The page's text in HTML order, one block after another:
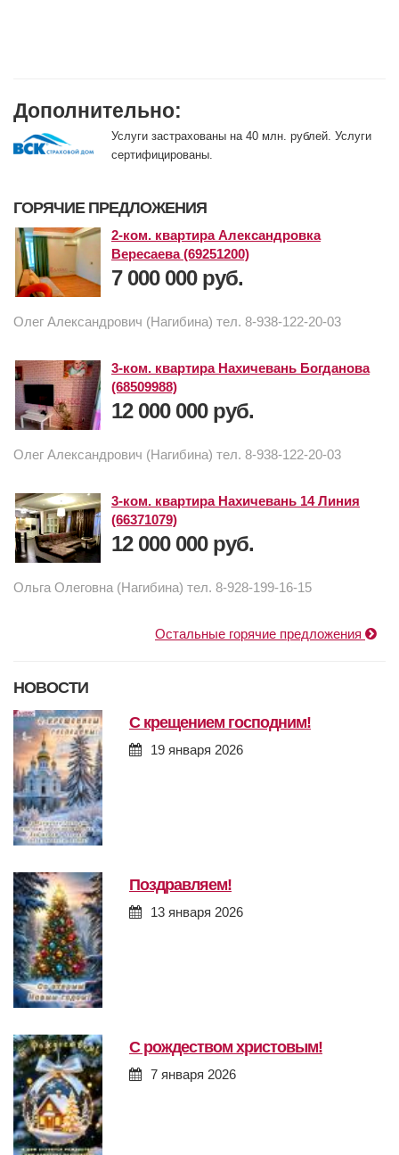
Дополнительно:
Услуги застрахованы на 40 млн. рублей. Услуги
сертифицированы.
ГОРЯЧИЕ ПРЕДЛОЖЕНИЯ
2-ком. квартира Александровка
Вересаева (69251200)
7 000 000 руб.
Олег Александрович (Нагибина) тел. 8-938-122-20-03
3-ком. квартира Нахичевань Богданова
(68509988)
12 000 000 руб.
Олег Александрович (Нагибина) тел. 8-938-122-20-03
3-ком. квартира Нахичевань 14 Линия
(66371079)
12 000 000 руб.
Ольга Олеговна (Нагибина) тел. 8-928-199-16-15
Остальные горячие предложения
НОВОСТИ
с крещением господним!
19 января 2026
поздравляем!
13 января 2026
с рождеством христовым!
7 января 2026